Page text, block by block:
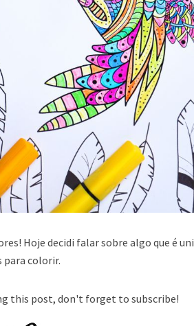
Hoje decidi falar sobre algo que é
para colorir.
this post, don't forget to subscribe!